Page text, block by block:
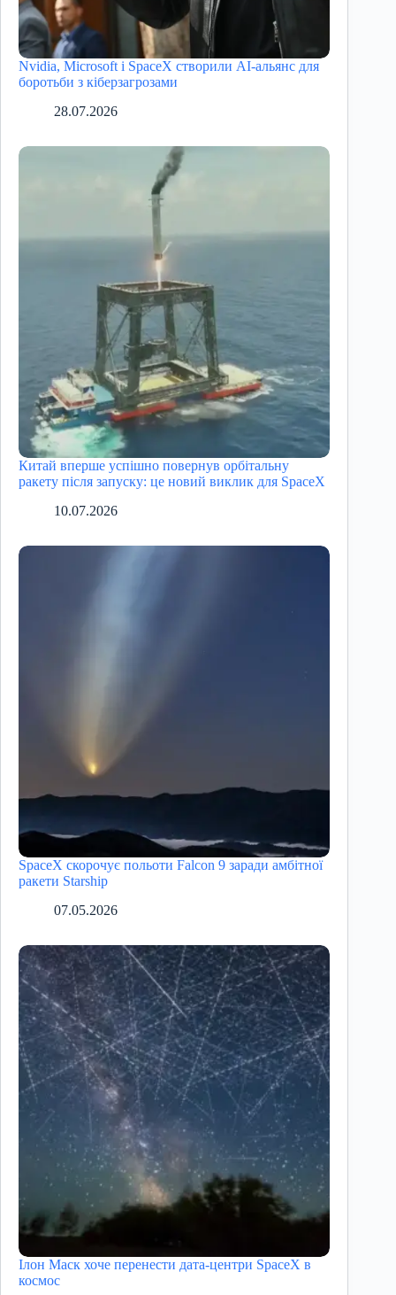
Nvidia, Microsoft і SpaceX створили AI-альянс для
боротьби з кіберзагрозами
28.07.2026
Китай вперше успішно повернув орбітальну
ракету після запуску: це новий виклик для SpaceX
10.07.2026
SpaceX скорочує польоти Falcon 9 заради амбітної
ракети Starship
07.05.2026
Ілон Маск хоче перенести дата-центри SpaceX в
космос